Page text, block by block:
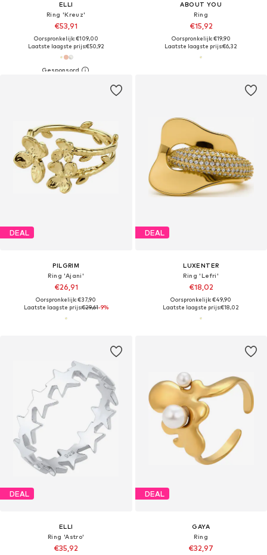
ELLI
Ring 'Kreuz'
€53,91
Oorspronkelijk: €109,00
Laatste laagste prijs:€50,92
ABOUT YOU
Ring
€15,92
Oorspronkelijk: €19,90
Laatste laagste prijs:€6,32
DEAL
PILGRIM
Ring 'Ajani'
€26,91
Oorspronkelijk: €37,90
Laatste laagste prijs:€29,61-9%
DEAL
LUXENTER
Ring 'Lefri'
€18,02
Oorspronkelijk: €49,90
Laatste laagste prijs:€18,02
DEAL
ELLI
Ring 'Astro'
€35,92
DEAL
GAYA
Ring
€32,97